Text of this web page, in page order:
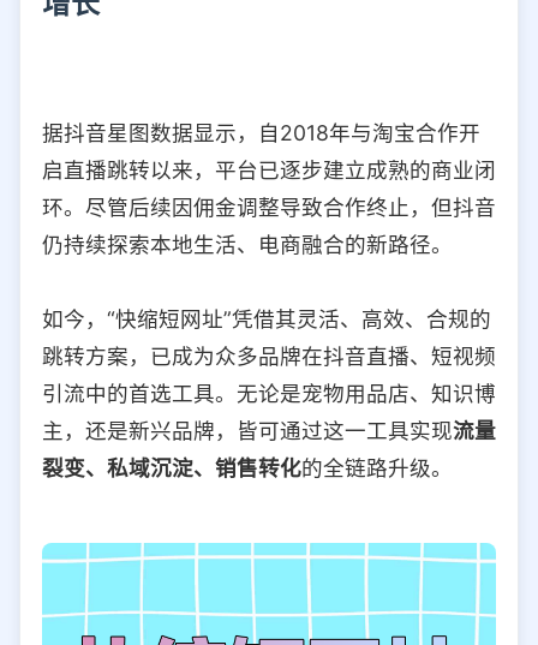
据抖音星图数据显示，自2018年与淘宝合作开
启直播跳转以来，平台已逐步建立成熟的商业闭
环。尽管后续因佣金调整导致合作终止，但抖音
仍持续探索本地生活、电商融合的新路径。
如今，“快缩短网址”凭借其灵活、高效、合规的
跳转方案，已成为众多品牌在抖音直播、短视频
引流中的首选工具。无论是宠物用品店、知识博
主，还是新兴品牌，皆可通过这一工具实现流量
裂变、私域沉淀、销售转化的全链路升级。